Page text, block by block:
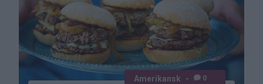
Amerikansk 0